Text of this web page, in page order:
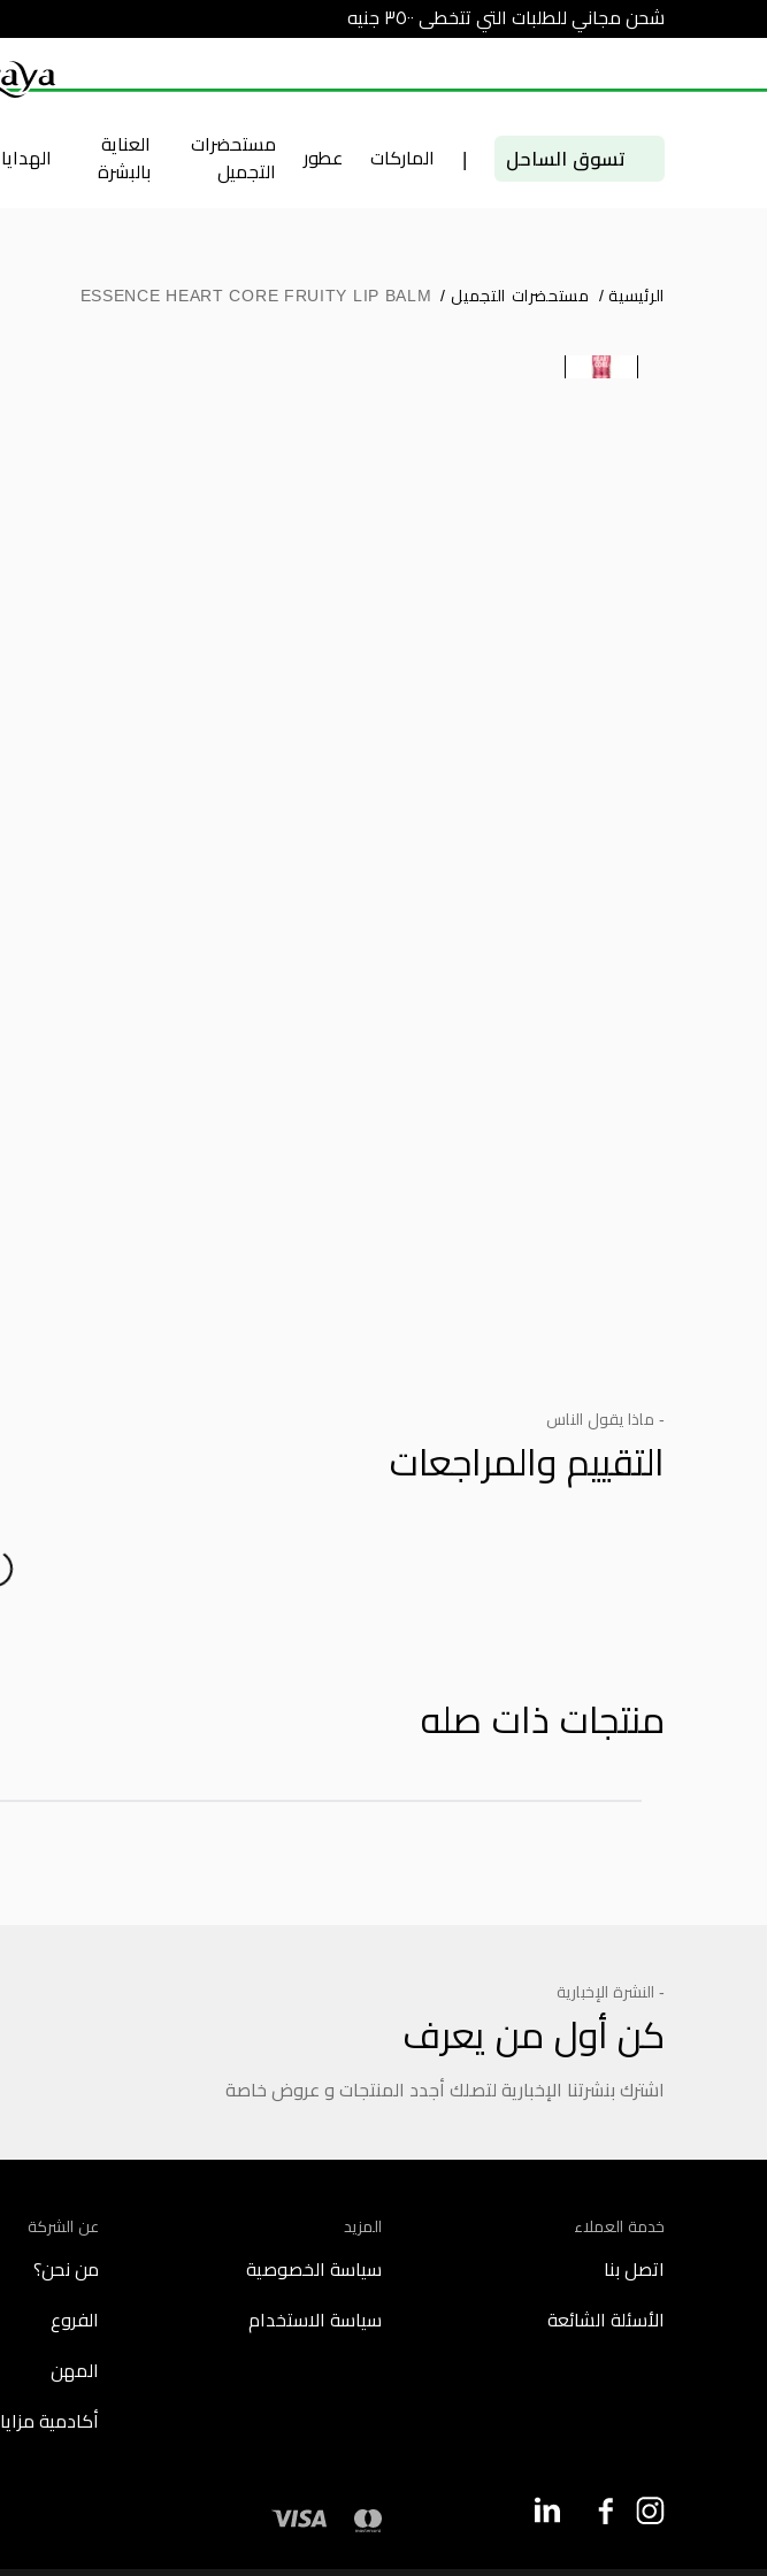
شحن مجاني للطلبات التي تتخطى ٣٥٠٠ جنيه
تسوق الساحل | الماركات عطور
مستحضرات
التجميل
العناية
بالبشرة
الهدايا
الرئيسية / مستحضرات التجميل /
ESSENCE HEART CORE FRUITY LIP BALM
- ماذا يقول الناس
التقييم والمراجعات
منتجات ذات صله
- النشرة الإخبارية
كن أول من يعرف
اشترك بنشرتنا الإخبارية لتصلك أجدد المنتجات و عروض خاصة
خدمة العملاء
اتصل بنا
الأسئلة الشائعة
المزيد
سياسة الخصوصية
سياسة الاستخدام
عن الشركة
من نحن؟
الفروع
المهن
أكادمية مزايا